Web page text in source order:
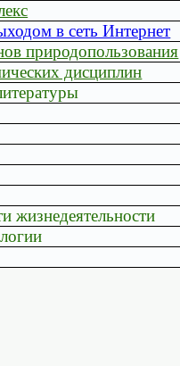
в сеть Интернет
природопользования
дисциплин
жизнедеятельности